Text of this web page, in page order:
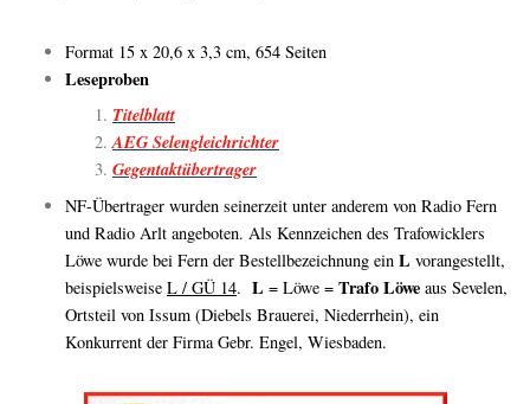
Format 15 x 20,6 x 3,3 cm, 654 Seiten
Leseproben
Titelblatt
AEG Selengleichrichter
Gegentaktübertrager
NF-Übertrager wurden seinerzeit unter anderem von Radio Fern
und Radio Arlt angeboten. Als Kennzeichen des Trafowicklers
Löwe wurde bei Fern der Bestellbezeichnung ein L vorangestellt,
beispielsweise L / GÜ 14. L = Löwe = Trafo Löwe aus Sevelen,
Ortsteil von Issum (Diebels Brauerei, Niederrhein), ein
Konkurrent der Firma Gebr. Engel, Wiesbaden.